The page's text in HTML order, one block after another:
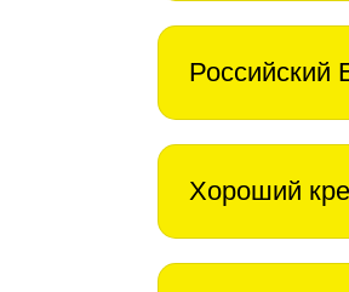
Российский
Хороший